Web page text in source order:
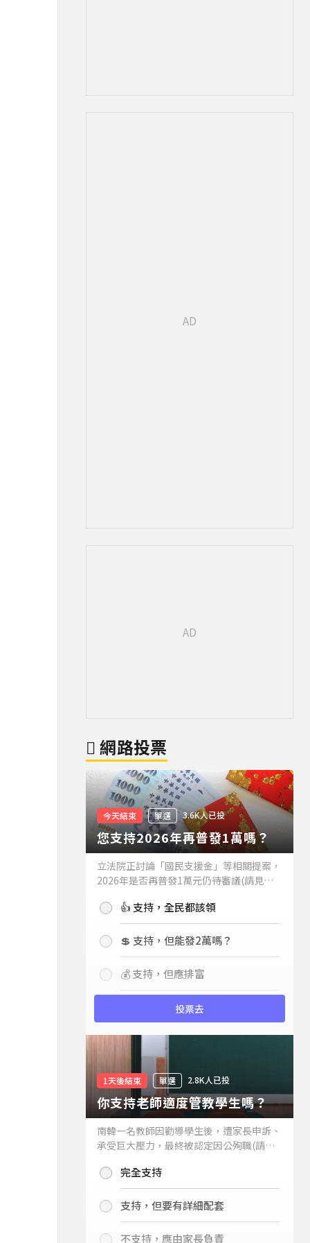
網路投票
今天結束 單選 3.6K人已投
您支持2026年再普發1萬嗎？
立法院正討論「國民支援金」等相關提案，
2026年是否再普發1萬元仍待審議(請見下
持嗎？👍 支持，全民都該領
💲 支持，但能發2萬嗎？
💰 支持，但應排富
投票去
1天後結束 單選 2.8K人已投
你支持老師適度管教學生嗎？
南韓一名教師因勸導學生後，遭家長申訴、
承受巨大壓力，最終被認定因公殉職(請見
你支持老師適度管教學生嗎？
完全支持
支持，但要有詳細配套
不支持，應由家長負責